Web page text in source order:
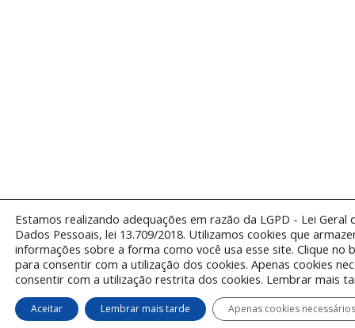
Estamos realizando adequações em razão da LGPD - Lei Geral
Dados Pessoais, lei 13.709/2018. Utilizamos cookies que
informações sobre a forma como você usa esse site. Clique no
para consentir com a utilização dos cookies. Apenas cookies
consentir com a utilização restrita dos cookies. Lembrar mais
Aceitar Lembrar mais tarde Apenas cookies necessários